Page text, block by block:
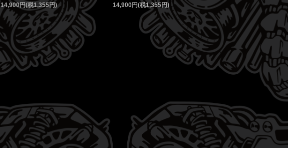
14,900円(税1,355円)
14,900円(税1,355円)